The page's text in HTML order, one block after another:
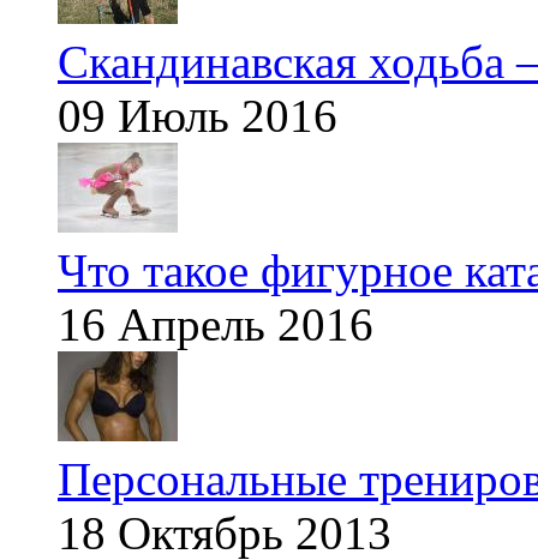
Скандинавская ходьба
09 Июль 2016
Что такое фигурное
16 Апрель 2016
Персональные
18 Октябрь 2013